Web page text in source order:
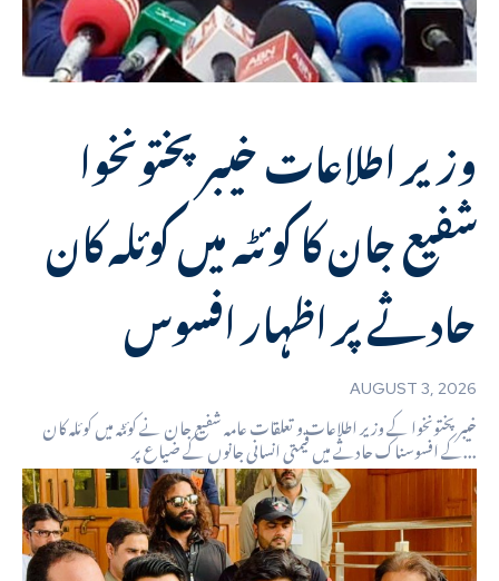
وزیر اطلاعات خیبرپختونخوا
شفیع جان کا کوئٹہ میں کوئلہ کان
حادثے پر اظہار افسوس
AUGUST 3, 2026
خیبرپختونخوا کے وزیر اطلاعات و تعلقات عامہ شفیع جان نے کوئٹہ میں کوئلہ کان
کے افسوسناک حادثے میں قیمتی انسانی جانوں کے ضیاع پر...